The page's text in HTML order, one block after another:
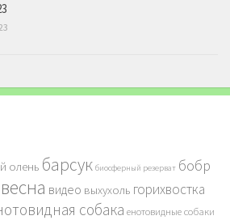
олень барсук биосферный резерват бобр
весна видео выхухоль горихвостка
собака енотовидные собаки